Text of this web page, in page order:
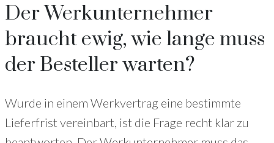
Der Werkunternehmer
braucht ewig, wie lange muss
der Besteller warten?
Wurde in einem Werkvertrag eine bestimmte
Lieferfrist vereinbart, ist die Frage recht klar zu